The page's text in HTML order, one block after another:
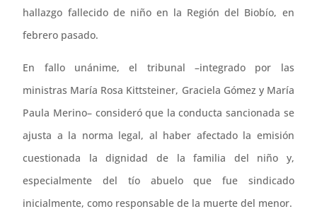
hallazgo fallecido de niño en la Región del Biobío, en
febrero pasado.
En fallo unánime, el tribunal –integrado por las
ministras María Rosa Kittsteiner, Graciela Gómez y María
Paula Merino– consideró que la conducta sancionada se
ajusta a la norma legal, al haber afectado la emisión
cuestionada la dignidad de la familia del niño y,
especialmente del tío abuelo que fue sindicado
inicialmente, como responsable de la muerte del menor.